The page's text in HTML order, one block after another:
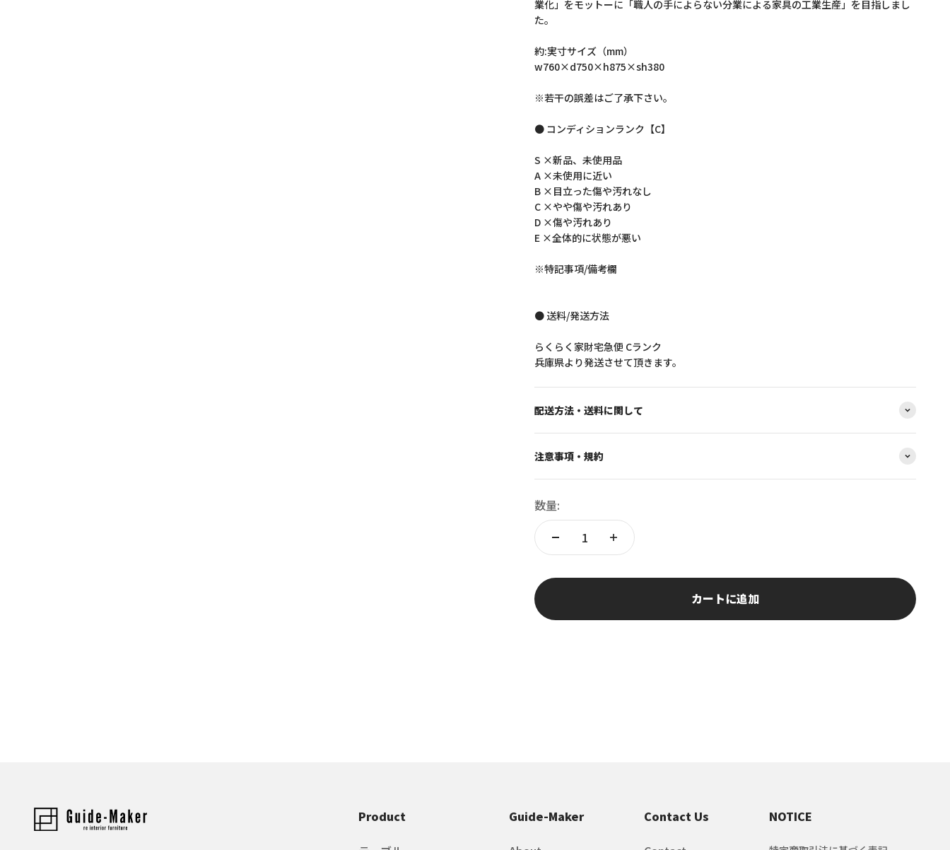
業化」をモットーに「職人の手によらない分業による家具の工業生産」を目指しまし
た。
約:実寸サイズ（mm）
w760×d750×h875×sh380
※若干の誤差はご了承下さい。
● コンディションランク【C】
S ×新品、未使用品
A ×未使用に近い
B ×目立った傷や汚れなし
C ×やや傷や汚れあり
D ×傷や汚れあり
E ×全体的に状態が悪い
※特記事項/備考欄
● 送料/発送方法
らくらく家財宅急便 Cランク
兵庫県より発送させて頂きます。
配送方法・送料に関して
注意事項・規約
数量:
カートに追加
Product Guide-Maker Contact Us NOTICE